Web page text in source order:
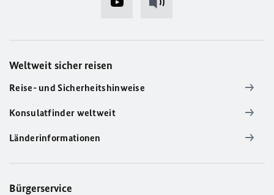
Weltweit sicher reisen
Reise- und Sicherheitshinweise
Konsulatfinder weltweit
Länderinformationen
Bürgerservice